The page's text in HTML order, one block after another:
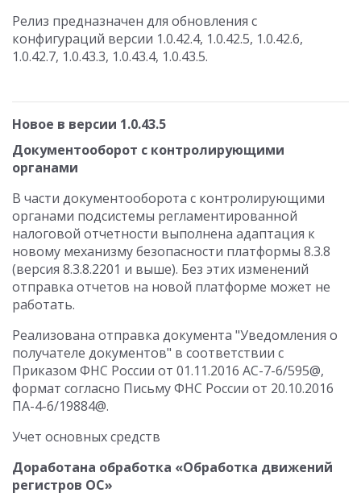
Релиз предназначен для обновления с
конфигураций версии 1.0.42.4, 1.0.42.5, 1.0.42.6,
1.0.42.7, 1.0.43.3, 1.0.43.4, 1.0.43.5.
Новое в версии 1.0.43.5
Документооборот с контролирующими
органами
В части документооборота с контролирующими
органами подсистемы регламентированной
налоговой отчетности выполнена адаптация к
новому механизму безопасности платформы 8.3.8
(версия 8.3.8.2201 и выше). Без этих изменений
отправка отчетов на новой платформе может не
работать.
Реализована отправка документа "Уведомления о
получателе документов" в соответствии с
Приказом ФНС России от 01.11.2016 АС-7-6/595@,
формат согласно Письму ФНС России от 20.10.2016
ПА-4-6/19884@.
Учет основных средств
Доработана обработка «Обработка движений
регистров ОС»